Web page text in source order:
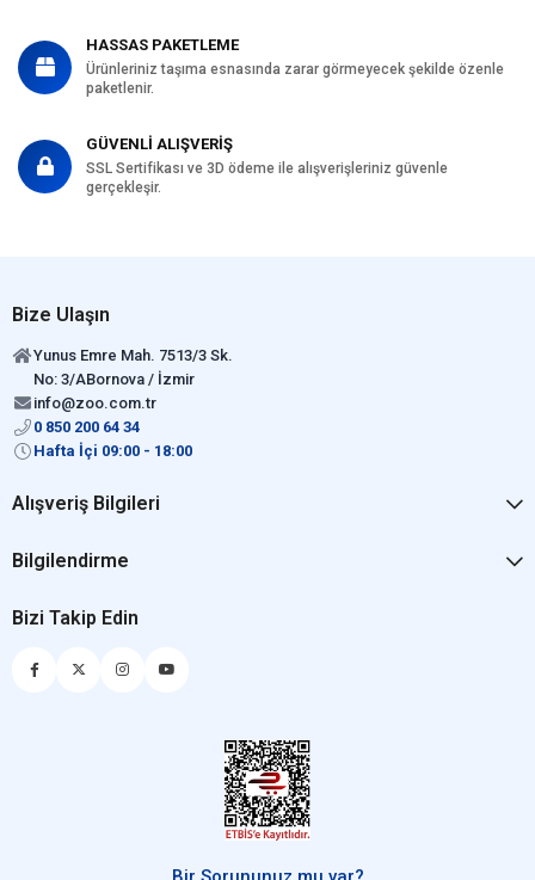
HASSAS PAKETLEME
Ürünleriniz taşıma esnasında zarar görmeyecek şekilde özenle
paketlenir.
GÜVENLİ ALIŞVERİŞ
SSL Sertifikası ve 3D ödeme ile alışverişleriniz güvenle
gerçekleşir.
Bize Ulaşın
Yunus Emre Mah. 7513/3 Sk.
No: 3/ABornova / İzmir
info@zoo.com.tr
0 850 200 64 34
Hafta İçi 09:00 - 18:00
Alışveriş Bilgileri
Bilgilendirme
Bizi Takip Edin